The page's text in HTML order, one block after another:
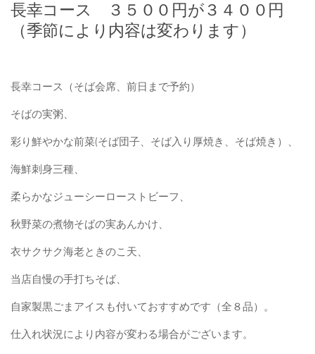
長幸コース ３５００円が３４００円
（季節により内容は変わります）
長幸コース（そば会席、前日まで予約）
そばの実粥、
彩り鮮やかな前菜(そば団子、そば入り厚焼き、そば焼き）、
海鮮刺身三種、
柔らかなジューシーローストビーフ、
秋野菜の煮物そばの実あんかけ、
衣サクサク海老ときのこ天、
当店自慢の手打ちそば、
自家製黒ごまアイスも付いておすすめです（全８品）。
仕入れ状況により内容が変わる場合がございます。